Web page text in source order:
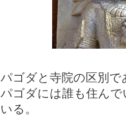
パゴダと寺院の区別で
パゴダには誰も住ん
いる。